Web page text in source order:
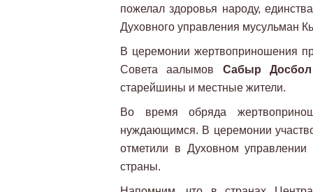
пожелал здоровья народу,
Духовного управления мусульман
В церемонии жертвоприношения
Совета аалымов Сабыр
старейшины и местные жители.
Во время обряда
нуждающимся. В церемонии
отметили в Духовном управлении
страны.